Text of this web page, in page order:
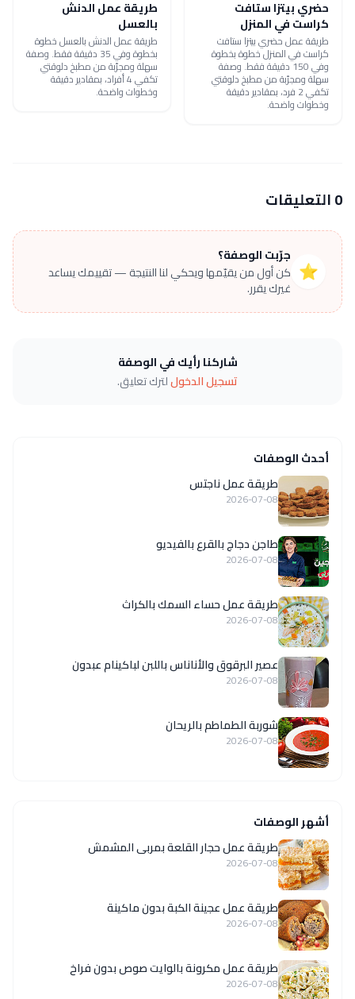
حضري بيتزا ستافت
كراست في المنزل
طريقة عمل حضري بيتزا ستافت
كراست في المنزل خطوة بخطوة
وفي 150 دقيقة فقط. وصفة
سهلة ومجرّبة من مطبخ دلوقتي
تكفي 2 فرد، بمقادير دقيقة
وخطوات واضحة.
طريقة عمل الدنش
بالعسل
طريقة عمل الدنش بالعسل خطوة
بخطوة وفي 35 دقيقة فقط. وصفة
سهلة ومجرّبة من مطبخ دلوقتي
تكفي 4 أفراد، بمقادير دقيقة
وخطوات واضحة.
0 التعليقات
⭐
جرّبت الوصفة؟
كن أول من يقيّمها ويحكي لنا النتيجة — تقييمك يساعد
غيرك يقرر.
شاركنا رأيك في الوصفة
تسجيل الدخوللترك تعليق.
أحدث الوصفات
طريقة عمل ناجتس
2026-07-08
طاجن دجاج بالقرع بالفيديو
2026-07-08
طريقة عمل حساء السمك بالكراث
2026-07-08
عصير البرقوق والأناناس باللبن لباكينام عبدون
2026-07-08
شوربة الطماطم بالريحان
2026-07-08
أشهر الوصفات
طريقة عمل حجار القلعة بمربى المشمش
2026-07-08
طريقة عمل عجينة الكبة بدون ماكينة
2026-07-08
طريقة عمل مكرونة بالوايت صوص بدون فراخ
2026-07-08